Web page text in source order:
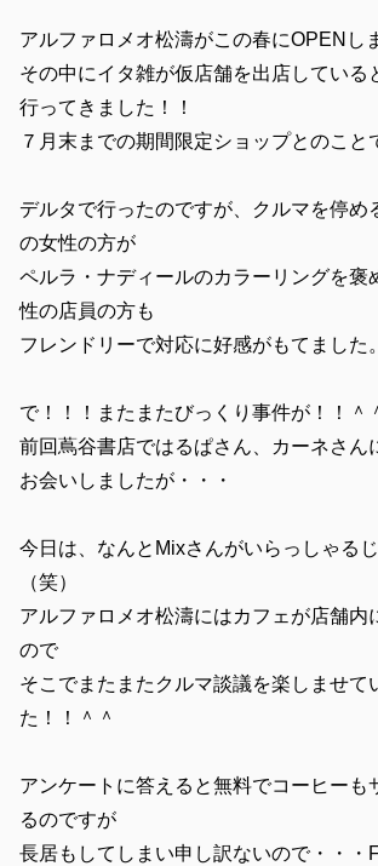
アルファロメオ松濤がこの春にOPENし
その中にイタ雑が仮店舗を出店している
行ってきました！！
７月末までの期間限定ショップとのこと
デルタで行ったのですが、クルマを停め
の女性の方が
ペルラ・ナディールのカラーリングを褒
性の店員の方も
フレンドリーで対応に好感がもてました
で！！！またまたびっくり事件が！！＾
前回蔦谷書店ではるぱさん、カーネさん
お会いしましたが・・・
今日は、なんとMixさんがいらっしゃる
（笑）
アルファロメオ松濤にはカフェが店舗内
ので
そこでまたまたクルマ談議を楽しませて
た！！＾＾
アンケートに答えると無料でコーヒーも
るのですが
長居もしてしまい申し訳ないので・・・